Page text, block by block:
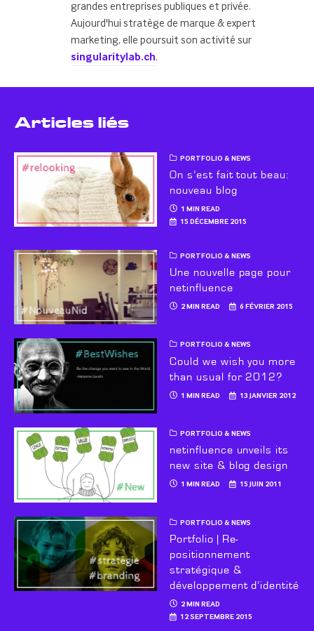
grandes entreprises publiques et privée.
Aujourd'hui stratège de marque & expert
marketing, elle poursuit son activité sur
singularitylab.ch.
Articles liés
PORTFOLIO & NEWS
On s’est fait tout beau:
nouveau blog
1 MIN READ
15 DÉCEMBRE 2015
PORTFOLIO & NEWS
Une nouvelle page pour
netinfluence
2 MIN READ 6 FÉVRIER 2015
PORTFOLIO & NEWS
Could we wish you more
than usual for 2012?
1 MIN READ 13 JANVIER 2012
PORTFOLIO & NEWS
netinfluence unveils its
new site & blog design
1 MIN READ 15 JUIN 2011
PORTFOLIO & NEWS
Portfolio | Re-
positionnement
stratégique &
développement d’identité
2 MIN READ
12 SEPTEMBRE 2015